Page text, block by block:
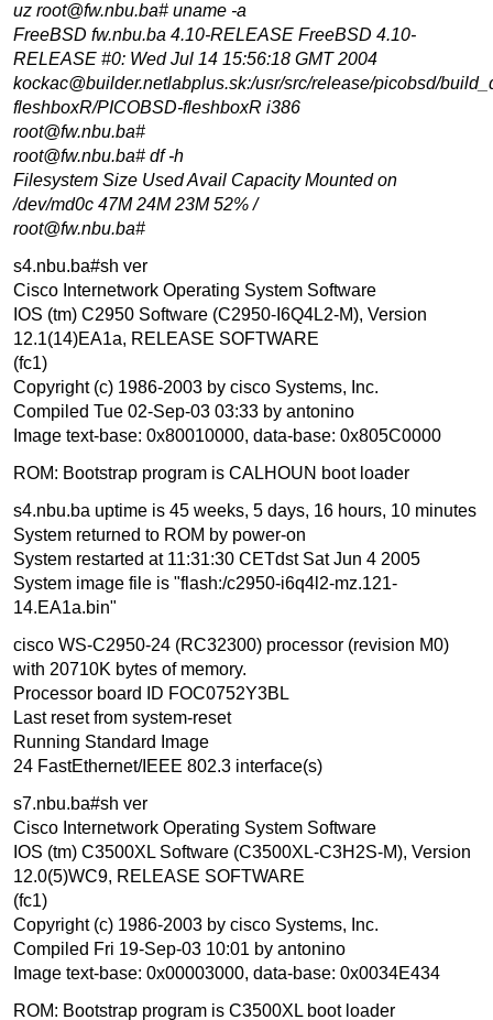
uz root@fw.nbu.ba# uname -a
FreeBSD fw.nbu.ba 4.10-RELEASE FreeBSD 4.10-
RELEASE #0: Wed Jul 14 15:56:18 GMT 2004
kockac@builder.netlabplus.sk:/usr/src/release/picobsd/
fleshboxR/PICOBSD-fleshboxR i386
root@fw.nbu.ba#
root@fw.nbu.ba# df -h
Filesystem Size Used Avail Capacity Mounted on
/dev/md0c 47M 24M 23M 52% /
root@fw.nbu.ba#
s4.nbu.ba#sh ver
Cisco Internetwork Operating System Software
IOS (tm) C2950 Software (C2950-I6Q4L2-M), Version
12.1(14)EA1a, RELEASE SOFTWARE
(fc1)
Copyright (c) 1986-2003 by cisco Systems, Inc.
Compiled Tue 02-Sep-03 03:33 by antonino
Image text-base: 0x80010000, data-base: 0x805C0000
ROM: Bootstrap program is CALHOUN boot loader
s4.nbu.ba uptime is 45 weeks, 5 days, 16 hours, 10 minutes
System returned to ROM by power-on
System restarted at 11:31:30 CETdst Sat Jun 4 2005
System image file is "flash:/c2950-i6q4l2-mz.121-
14.EA1a.bin"
cisco WS-C2950-24 (RC32300) processor (revision M0)
with 20710K bytes of memory.
Processor board ID FOC0752Y3BL
Last reset from system-reset
Running Standard Image
24 FastEthernet/IEEE 802.3 interface(s)
s7.nbu.ba#sh ver
Cisco Internetwork Operating System Software
IOS (tm) C3500XL Software (C3500XL-C3H2S-M), Version
12.0(5)WC9, RELEASE SOFTWARE
(fc1)
Copyright (c) 1986-2003 by cisco Systems, Inc.
Compiled Fri 19-Sep-03 10:01 by antonino
Image text-base: 0x00003000, data-base: 0x0034E434
ROM: Bootstrap program is C3500XL boot loader